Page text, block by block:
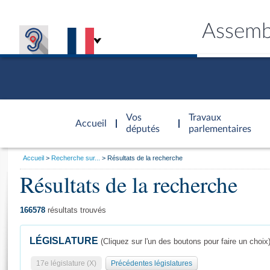
Accueil
d'accueil
Vos
députés
Travaux
parlementaires
Général
Vous
Accueil Recherche sur... Résultats de la recherche
Résultats de la recherche
166578 résultats trouvés
LÉGISLATURE (Cliquez sur l'un des boutons pour faire un choix)
17e législature (X) Précédentes législatures